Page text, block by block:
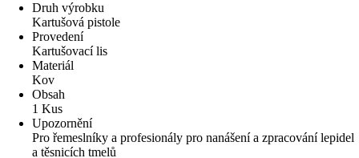
Druh výrobku
Kartušová pistole
Provedení
Kartušovací lis
Materiál
Kov
Obsah
1 Kus
Upozornění
Pro řemeslníky a profesionály pro nanášení a zpracování lepidel
a těsnicích tmelů